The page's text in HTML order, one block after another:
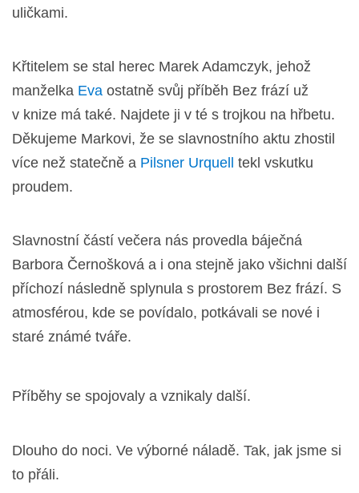
uličkami.
Křtitelem se stal herec Marek Adamczyk, jehož
manželka Eva ostatně svůj příběh Bez frází už
v knize má také. Najdete ji v té s trojkou na hřbetu.
Děkujeme Markovi, že se slavnostního aktu zhostil
více než statečně a Pilsner Urquell tekl vskutku
proudem.
Slavnostní částí večera nás provedla báječná
Barbora Černošková a i ona stejně jako všichni další
příchozí následně splynula s prostorem Bez frází. S
atmosférou, kde se povídalo, potkávali se nové i
staré známé tváře.
Příběhy se spojovaly a vznikaly další.
Dlouho do noci. Ve výborné náladě. Tak, jak jsme si
to přáli.